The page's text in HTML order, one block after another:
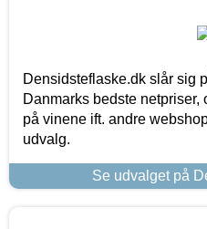
Densidsteflaske.dk slår sig
Danmarks bedste
på vinene ift. andre
udvalg.
Se udvalget på